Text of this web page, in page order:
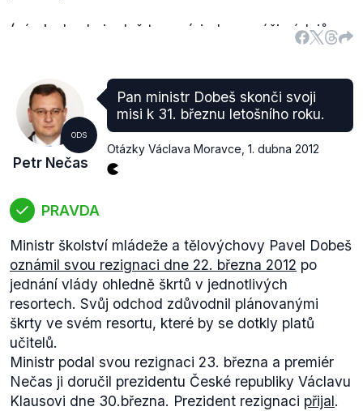
(výrok obsahuje dvě tvrzení: jedno o výši výdajů
MŠMT, jedno o výši škrtu ve výdajích MŠMT, proto
ODS
Petr Nečas
Pan ministr Dobeš skonči svoji
misi k 31. březnu letošního roku.
Otázky Václava Moravce 1. dubna 2012
PRAVDA
Ministr školství mládeže a tělovýchovy Pavel Dobeš
oznámil svou rezignaci dne 22. března 2012 po
jednání vlády ohledně škrtů v jednotlivých
resortech. Svůj odchod zdůvodnil plánovanými
škrty ve svém resortu, které by se dotkly platů
učitelů.
Ministr podal svou rezignaci 23. března a premiér
Nečas ji doručil prezidentu České republiky Václavu
Klausovi dne 30.března. Prezident rezignaci přijal.